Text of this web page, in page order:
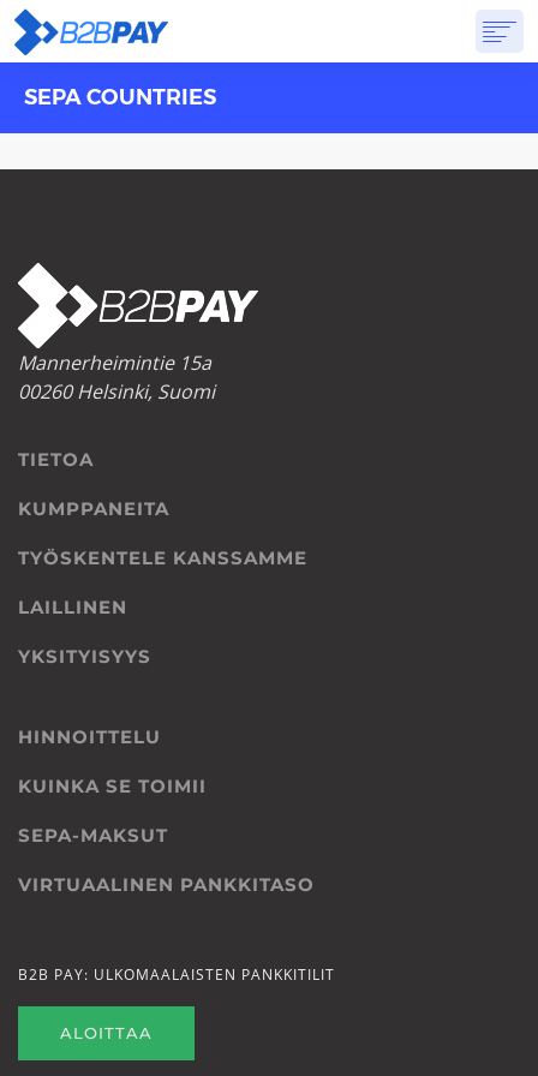
TIETOARATKAISUTVIRTUAALIPANKKI
SEPA COUNTRIES
Mannerheimintie 15a
00260 Helsinki, Suomi
TIETOA
KUMPPANEITA
TYÖSKENTELE KANSSAMME
LAILLINEN
YKSITYISYYS
HINNOITTELU
KUINKA SE TOIMII
SEPA-MAKSUT
VIRTUAALINEN PANKKITASO
B2B PAY: ULKOMAALAISTEN PANKKITILIT
ALOITTAA